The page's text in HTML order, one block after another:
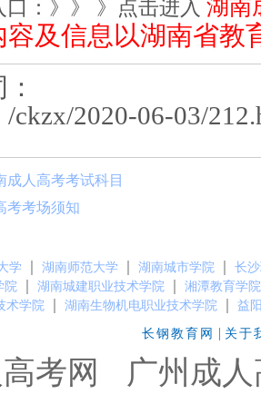
：》》 》点击进入 湖南
容及信息以湖南省教
ckzx/2020-06-03/
成人高考考试科目
考考场须知
学 湖南师范大学 湖南城市学院
长
院 湖南城建职业技术学院
湘潭教育学院
术学院
湖南生物机电职业技术学院 益
长钢教育网 | 关于
考网
广州成